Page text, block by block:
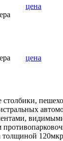
цена
цена